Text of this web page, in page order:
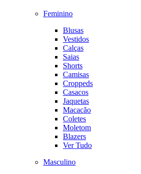
Feminino
Blusas
Vestidos
Calças
Saias
Shorts
Camisas
Croppeds
Casacos
Jaquetas
Macacão
Coletes
Moletom
Blazers
Ver Tudo
Masculino